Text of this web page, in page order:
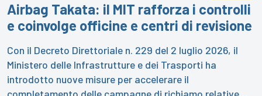
Airbag Takata: il MIT rafforza i controlli
e coinvolge officine e centri di revisione
Con il Decreto Direttoriale n. 229 del 2 luglio 2026, il
Ministero delle Infrastrutture e dei Trasporti ha
introdotto nuove misure per accelerare il